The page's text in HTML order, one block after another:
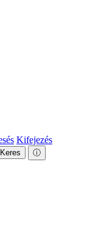
Kifejezés
Keres ⓘ